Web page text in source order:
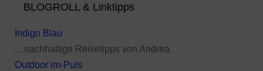
BLOGROLL & Linktipps
Indigo Blau
... nachhaltige Reisetipps von Andrea.
Outdoor im-Puls